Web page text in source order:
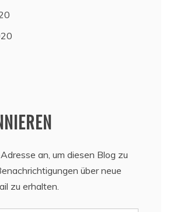
an, um diesen Blog zu
über neue
zu erhalten.